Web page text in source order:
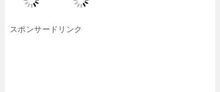
スポンサードリンク